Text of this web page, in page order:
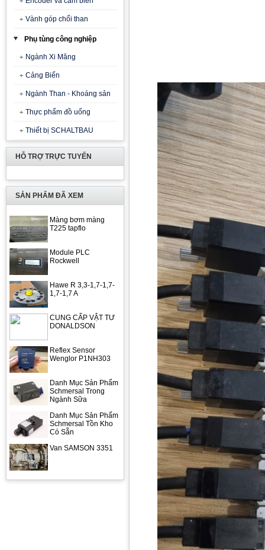
Vành góp chổi than
Phụ tùng công nghiệp
Ngành Xi Măng
Cảng Biển
Ngành Than - Khoáng sản
Thực phẩm đồ uống
Thiết bị SCHALTBAU
HỖ TRỢ TRỰC TUYẾN
SẢN PHẨM ĐÃ XEM
Màng bơm màng
T225 tapflo
Module PLC
Rockwell
Hawe R 3,3-1,7-1,7-
1,7-1,7 A
CUNG CẤP VẬT TƯ
DONALDSON
Reflex Sensor
Wenglor P1NH303
Danh Mục Sản Phẩm
Schmersal Trong
Ngành Sữa
Danh Mục Sản Phẩm
Schmersal Tồn Kho
Có Sẵn
Van SAMSON 3351